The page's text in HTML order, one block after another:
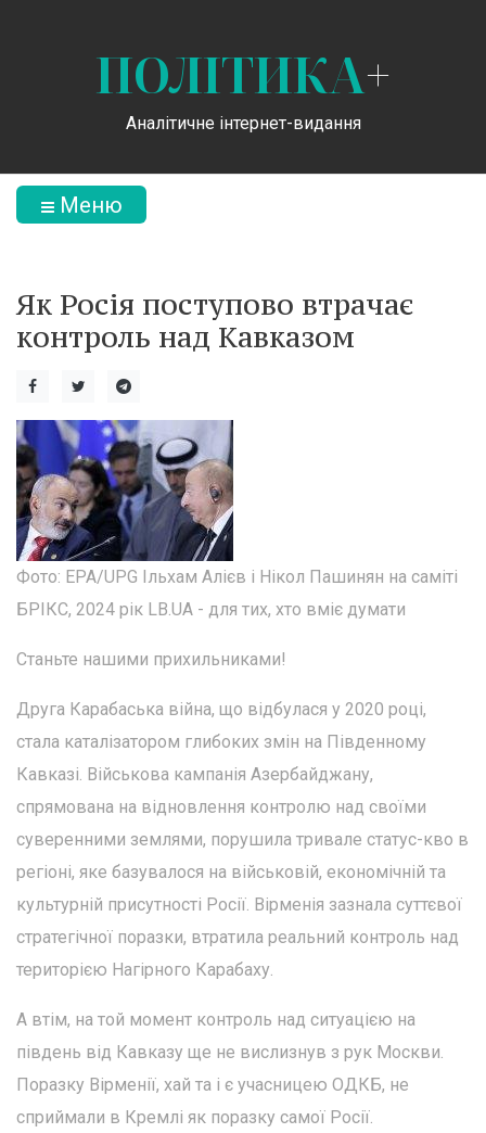
ПОЛІТИКА+
Аналітичне інтернет-видання
Меню
Як Росія поступово втрачає
контроль над Кавказом
Фото: EPA/UPG Ільхам Алієв і Нікол Пашинян на саміті
БРІКС, 2024 рік LB.UA - для тих, хто вміє думати
Станьте нашими прихильниками!
Друга Карабаська війна, що відбулася у 2020 році,
стала каталізатором глибоких змін на Південному
Кавказі. Військова кампанія Азербайджану,
спрямована на відновлення контролю над своїми
суверенними землями, порушила тривале статус-кво в
регіоні, яке базувалося на військовій, економічній та
культурній присутності Росії. Вірменія зазнала суттєвої
стратегічної поразки, втратила реальний контроль над
територією Нагірного Карабаху.
А втім, на той момент контроль над ситуацією на
південь від Кавказу ще не вислизнув з рук Москви.
Поразку Вірменії, хай та і є учасницею ОДКБ, не
сприймали в Кремлі як поразку самої Росії.